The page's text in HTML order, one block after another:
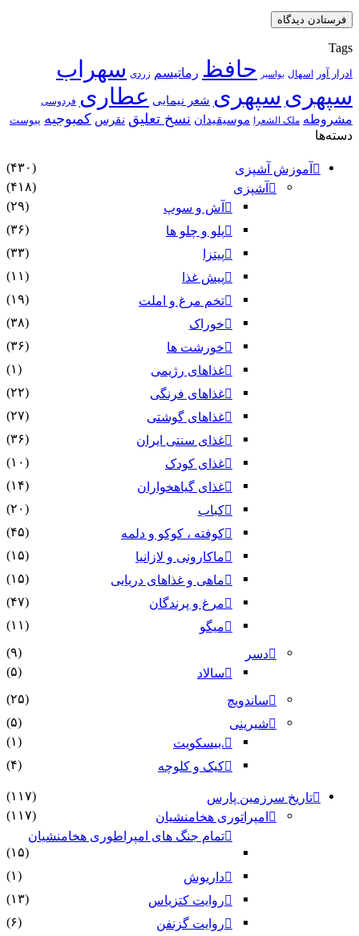
Tags
ادرار آور اسهال بواسیر حافظ رماتیسم زردی سهراب
سپهری سپهری شعر نیمایی عطاری فردوسی
مشروطه ملک الشعرا موسیقیدان نسخ تعلیق نقرس کمبوجیه یبوست
دسته‌ها
آموزش آشپزی
(۴۳۰)
آشپزی
(۴۱۸)
آش و سوپ
(۲۹)
پلو و چلو ها
(۳۶)
پیتزا
(۳۳)
پیش غذا
(۱۱)
تخم مرغ و املت
(۱۹)
خوراک
(۳۸)
خورشت ها
(۳۶)
غذاهای رژیمی
(۱)
غذاهای فرنگی
(۲۲)
غذاهای گوشتی
(۲۷)
غذای سنتی ایران
(۳۶)
غذای کودک
(۱۰)
غذای گیاهخواران
(۱۴)
کباب
(۲۰)
کوفته ، کوکو و دلمه
(۴۵)
ماکارونی و لازانیا
(۱۵)
ماهی و غذاهای دریایی
(۱۵)
مرغ و پرندگان
(۴۷)
میگو
(۱۱)
دسر
(۹)
سالاد
(۵)
ساندویچ
(۲۵)
شیرینی
(۵)
.بیسکویت
(۱)
کیک و کلوچه
(۴)
تاریخ سرزمین پارس
(۱۱۷)
امپراتوری هخامنشیان
(۱۱۷)
تمام جنگ های امپراطوری هخامنشیان
(۱۵)
داریوش
(۱)
روایت کتزیاس
(۱۳)
روایت گزنفن
(۶)